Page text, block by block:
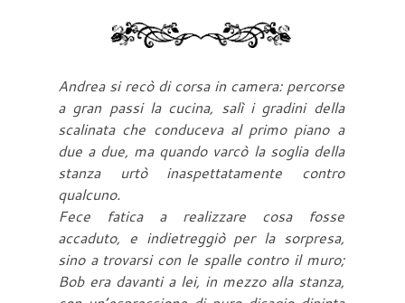
Andrea si recò di corsa in camera: percorse
a gran passi la cucina, salì i gradini della
scalinata che conduceva al primo piano a
due a due, ma quando varcò la soglia della
stanza urtò inaspettatamente contro
qualcuno.
Fece fatica a realizzare cosa fosse
accaduto, e indietreggiò per la sorpresa,
sino a trovarsi con le spalle contro il muro;
Bob era davanti a lei, in mezzo alla stanza,